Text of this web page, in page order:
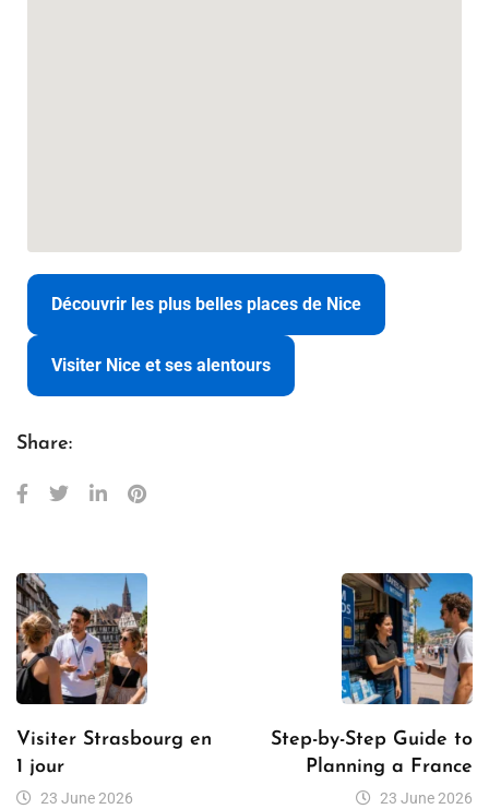
Découvrir les plus belles places de Nice
Visiter Nice et ses alentours
Share:
Visiter Strasbourg en
1 jour
23 June 2026
Step-by-Step Guide to
Planning a France
23 June 2026